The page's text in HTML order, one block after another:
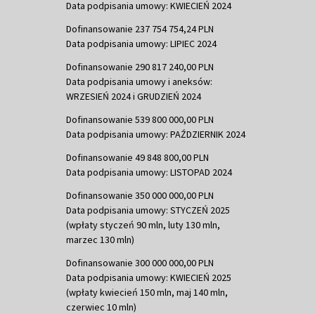
Data podpisania umowy: KWIECIEŃ 2024
Dofinansowanie 237 754 754,24 PLN
Data podpisania umowy: LIPIEC 2024
Dofinansowanie 290 817 240,00 PLN
Data podpisania umowy i aneksów:
WRZESIEŃ 2024 i GRUDZIEŃ 2024
Dofinansowanie 539 800 000,00 PLN
Data podpisania umowy: PAŹDZIERNIK 2024
Dofinansowanie 49 848 800,00 PLN
Data podpisania umowy: LISTOPAD 2024
Dofinansowanie 350 000 000,00 PLN
Data podpisania umowy: STYCZEŃ 2025
(wpłaty styczeń 90 mln, luty 130 mln,
marzec 130 mln)
Dofinansowanie 300 000 000,00 PLN
Data podpisania umowy: KWIECIEŃ 2025
(wpłaty kwiecień 150 mln, maj 140 mln,
czerwiec 10 mln)